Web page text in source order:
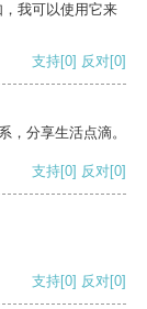
我可以使用它来
支持[0] 反对[0]
，分享生活点滴。
支持[0] 反对[0]
支持[0] 反对[0]